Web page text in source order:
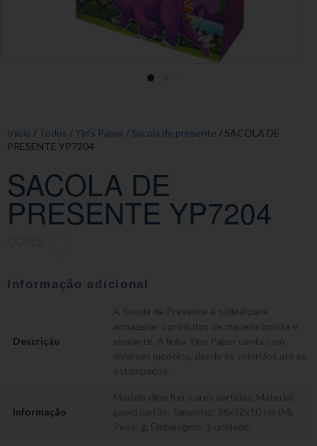
Início / Todos /Yin's Paper / Sacola de presente / SACOLA DE
PRESENTE YP7204
SACOLA DE
PRESENTE YP7204
Informação adicional
Descrição
A Sacola de Presente é o ideal para
armazenar o produtos de maneira bonita e
elegante. A linha Yins Paper conta com
diversos modelos, desde os coloridos até os
estampados.
Informação
Modelo dino fun, cores sortidas, Material:
papel cartão, Tamanho: 26x32x10 cm (M),
Peso: g, Embalagem: 1 unidade.